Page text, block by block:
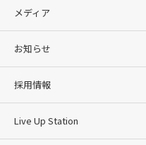
メディア
お知らせ
採用情報
Live Up Station